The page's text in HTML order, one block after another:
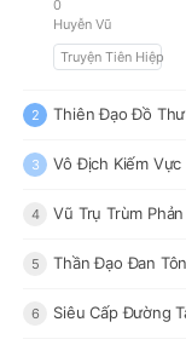
0
Huyễn Vũ
Truyện Tiên Hiệp
2 Thiên Đạo Đồ
3 Vô Địch Kiếm Vực
4 Vũ Trụ Trùm
5 Thần Đạo Đan Tôn
6 Siêu Cấp Đường